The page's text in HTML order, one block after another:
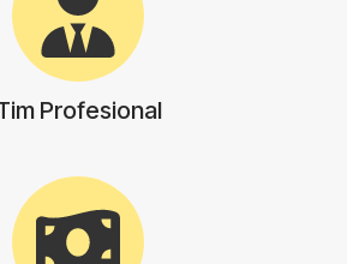
Profesional